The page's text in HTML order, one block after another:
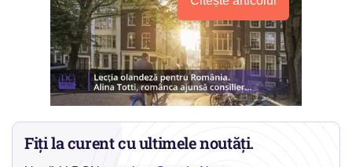
Fiți la curent cu ultimele noutăți.